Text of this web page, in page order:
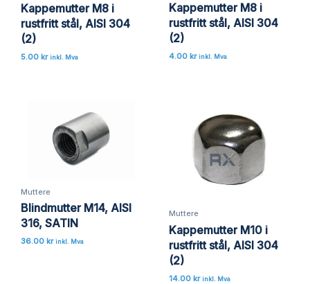
Kappemutter M8 i
rustfritt stål, AISI 304
(2)
5.00 kr inkl. Mva
Kappemutter M8 i
rustfritt stål, AISI 304
(2)
4.00 kr inkl. Mva
Muttere
Blindmutter M14, AISI
316, SATIN
36.00 kr inkl. Mva
Muttere
Kappemutter M10 i
rustfritt stål, AISI 304
(2)
14.00 kr inkl. Mva